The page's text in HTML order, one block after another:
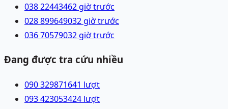
038 22443462 giờ trước
028 899649032 giờ trước
036 70579032 giờ trước
Đang được tra cứu nhiều
090 329871641 lượt
093 423053424 lượt